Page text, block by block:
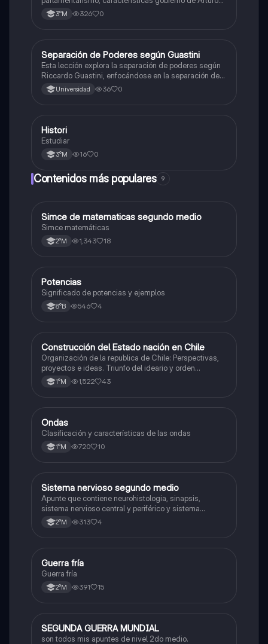
Alessandri
3°M 326 0
Educación Ciudadana
Separación de Poderes según Guastini
Esta lección explora la separación de poderes según
Riccardo Guastini, enfocándose en la separación de
poderes en sentido estricto y la división del poder con
sus mecanismos de control.
Universidad 36 0
Educación Ciudadana
Histori
Estudiar
3°M 16 0
Contenidos más populares 9
Matemáticas
Simce de matematicas segundo medio
Simce matemáticas
2°M 1,343 18
Matemáticas
Potencias
Significado de potencias y ejemplos
8°B 546 4
Historia
Construcción del Estado nación en Chile
Organización de la republica de Chile: Perspectivas,
proyectos e ideas. Triunfo del ideario y orden
conservador. Constitución de 1833. "Era Portaliana"
1°M 1,522 43
Física
Ondas
Clasificación y características de las ondas
1°M 720 10
Biología
Sistema nervioso segundo medio
Apunte que contiene neurohistologia, sinapsis,
sistema nervioso central y periférico y sistema
endocrino
2°M 313 4
GHistoria
Guerra fría
Guerra fría
2°M 391 15
Historia
SEGUNDA GUERRA MUNDIAL
son todos mis apuntes de nivel 2do medio.